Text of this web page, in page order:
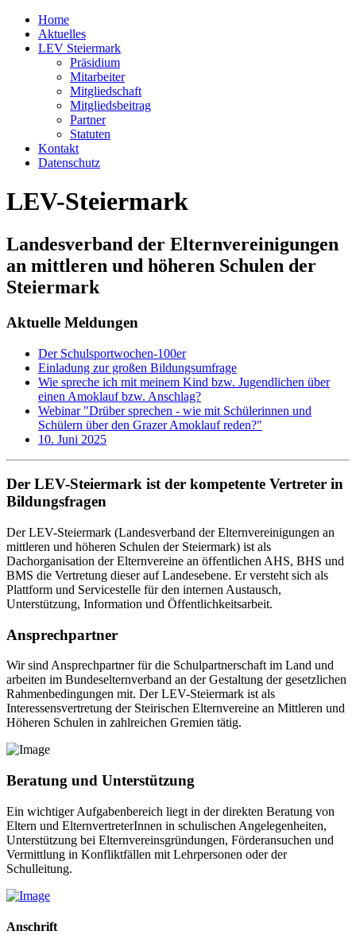
Home
Aktuelles
LEV Steiermark
Präsidium
Mitarbeiter
Mitgliedschaft
Mitgliedsbeitrag
Partner
Statuten
Kontakt
Datenschutz
LEV-Steiermark
Landesverband der Elternvereinigungen
an mittleren und höheren Schulen der
Steiermark
Aktuelle Meldungen
Der Schulsportwochen-100er
Einladung zur großen Bildungsumfrage
Wie spreche ich mit meinem Kind bzw. Jugendlichen über
einen Amoklauf bzw. Anschlag?
Webinar "Drüber sprechen - wie mit Schülerinnen und
Schülern über den Grazer Amoklauf reden?"
10. Juni 2025
Der LEV-Steiermark ist der kompetente Vertreter in
Bildungsfragen
Der LEV-Steiermark (Landesverband der Elternvereinigungen an
mittleren und höheren Schulen der Steiermark) ist als
Dachorganisation der Elternvereine an öffentlichen AHS, BHS und
BMS die Vertretung dieser auf Landesebene. Er versteht sich als
Plattform und Servicestelle für den internen Austausch,
Unterstützung, Information und Öffentlichkeitsarbeit.
Ansprechpartner
Wir sind Ansprechpartner für die Schulpartnerschaft im Land und
arbeiten im Bundeselternverband an der Gestaltung der gesetzlichen
Rahmenbedingungen mit. Der LEV-Steiermark ist als
Interessensvertretung der Steirischen Elternvereine an Mittleren und
Höheren Schulen in zahlreichen Gremien tätig.
Beratung und Unterstützung
Ein wichtiger Aufgabenbereich liegt in der direkten Beratung von
Eltern und ElternvertreterInnen in schulischen Angelegenheiten,
Unterstützung bei Elternvereinsgründungen, Förderansuchen und
Vermittlung in Konfliktfällen mit Lehrpersonen oder der
Schulleitung.
Anschrift